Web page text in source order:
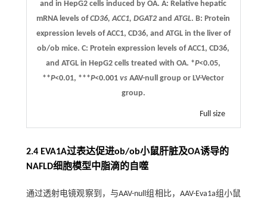
and in HepG2 cells induced by OA.A: Relative hepatic
mRNA levels ofCD36, ACC1, DGAT2 andATGL.B: Protein
expression levels of ACC1, CD36, and ATGL in the liver of
ob/ob mice.C: Protein expression levels of ACC1, CD36,
and ATGL in HepG2 cells treated with OA. *P<0.05,
**P<0.01, ***P<0.001vs AAV-null group or LV-Vector
group.
Full size
2.4 EVA1A过表达促进ob/ob小鼠肝脏及OA诱导的
NAFLD细胞模型中脂滴的自噬
通过透射电镜观察到，与AAV-null组相比，AAV-Eva1a组小鼠